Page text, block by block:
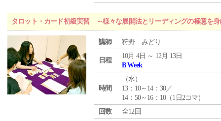
タロット・カード初級実習 ～様々な展開法とリーディングの極意を身
講師 狩野 みどり
日程
10月 4日 ～ 12月 13日
B Week
時間
（水）
13：10～14：30／
14：50～16：10（1日2コマ）
回数
全12回